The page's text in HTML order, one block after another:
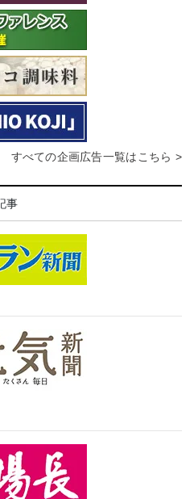
すべての企画広告一覧はこちら >
事